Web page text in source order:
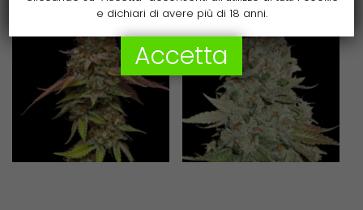
e dichiari di avere più di 18 anni.
Accetta